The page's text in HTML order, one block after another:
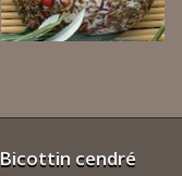
Bicottin cendré